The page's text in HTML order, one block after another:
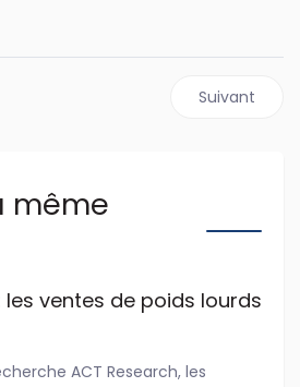
nouveau Cummins X10 en détail
Article
Suivant
même
les ventes de poids lourds
ACT Research, les